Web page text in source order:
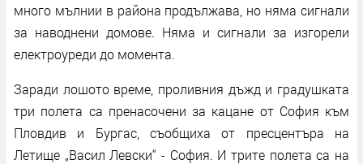
много мълнии в района продължава, но няма сигнали
за наводнени домове. Няма и сигнали за изгорели
електроуреди до момента.
Заради лошото време, проливния дъжд и градушката
три полета са пренасочени за кацане от София към
Пловдив и Бургас, съобщиха от пресцентъра на
Летище „Васил Левски“ - София. И трите полета са на